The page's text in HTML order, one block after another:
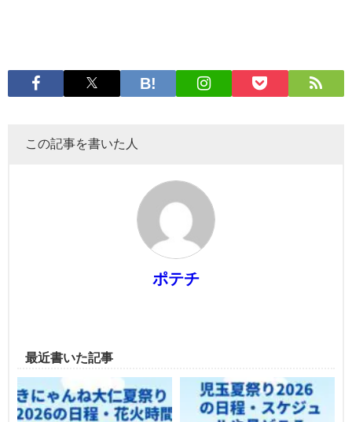
この記事を書いた人
ポテチ
最近書いた記事